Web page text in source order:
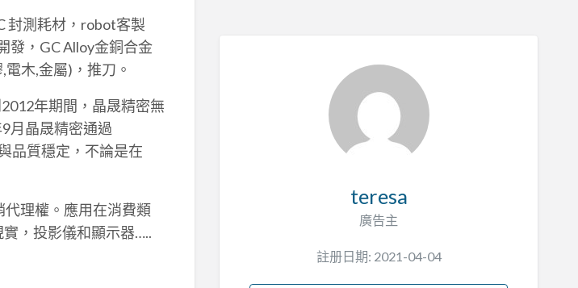
封測耗材，robot客製
發，GC Alloy金銅合金
木,金屬)，推刀。
年期間，晶晟精密無
月晶晟精密通過
品質穩定，不論是在
理權。應用在消費類
，投影儀和顯示器…..
teresa
廣告主
註册日期: 2021-04-04